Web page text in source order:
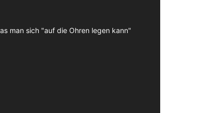
man sich "auf die Ohren legen kann"